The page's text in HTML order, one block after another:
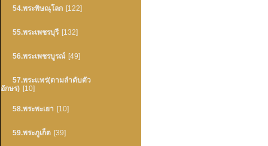
54.พระพิษณุโลก [122]
55.พระเพชรบุรี [132]
56.พระเพชรบูรณ์ [49]
57.พระแพร่(ตามลำดับตัว
อักษร) [10]
58.พระพะเยา [10]
59.พระภูเก็ต [39]